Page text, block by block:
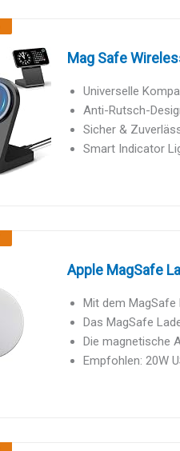
Mag Safe
Universelle
Anti-Rutsch-
Sicher &
Smart Indicator
Apple MagSafe
Mit dem MagSafe
Das MagSafe
Die magnetische
Empfohlen: 20W